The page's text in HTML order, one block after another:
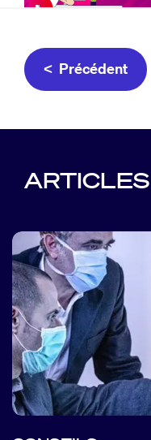
< Précédent